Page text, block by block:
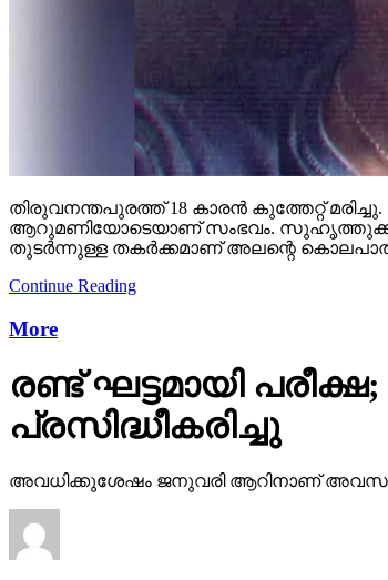
തിരുവനന്തപുരത്ത് 18 കാരന്‍ കുത്തേറ്റ്
ആറുമണിയോടെയാണ് സംഭവം. സുഹൃത്തുക്കള്‍
തുടര്‍ന്നുള്ള തകര്‍ക്കമാണ് അലന്റെ
Continue Reading
More
രണ്ട് ഘട്ടമായി
പ്രസിദ്ധീകരിച്ചു
അവധിക്കുശേഷം ജനുവരി ആറിനാണ്